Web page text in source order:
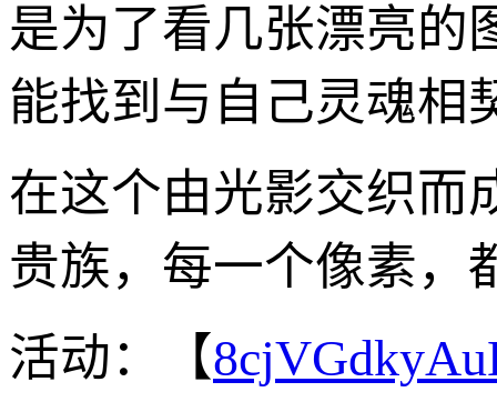
是为了看几张漂亮的
能找到与自己灵魂相
在这个由光影交织而
贵族，每一个像素，
活动：【